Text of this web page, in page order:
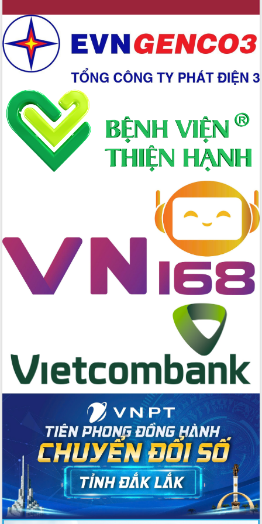
tâm Phục vụ hành chính công xã Ea
Phê
Xây dựng nền hành chính số đồng
hành cùng nông dân dân, doanh nghiệp
Giai đoạn 2026-2030, Đắk Lắk phấn
đấu có 77% xã đạt chuẩn nông thôn
mới
Chuyển đổi số 'mở đường' cho nông
nghiệp Đắk Lắk tăng trưởng bứt phá
Triển khai đồng bộ đo đạc, lập hồ sơ
địa chính, hoàn thiện cơ sở dữ liệu đất
Ứng dụng sinh trắc học - Bước tiến
nghệ, hướng tới phát triển thủy sản
bền vững
Tập huấn nâng cao năng lực triển khai
chuyển đổi số cho cán bộ, công chức
tâm đạt được mục tiêu tăng trưởng
hai con số trong năm 2026
Tổ chức trang trọng Lễ hội Đền thờ
Phó Bí thư Tỉnh ủy Đắk Lắk Đỗ Hữu
Huy giữ chức Bí thư Đảng ủy Ủy Ban
Nhân dân tỉnh
Bệnh án điện tử thúc đẩy chuyển đổi
số y tế tại Đắk Lắk
Chuyển đổi số thư viện: Mở rộng
không gian tri thức trong thời đại số
Đánh giá, rút kinh nghiệm công tác tổ
chức diễn tập trước ngày bầu cử